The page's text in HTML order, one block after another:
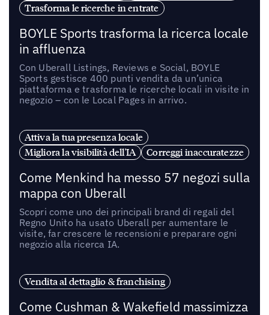
Trasforma le ricerche in entrate
BOYLE Sports trasforma la ricerca locale
in affluenza
Con Uberall Listings, Reviews e Social, BOYLE
Sports gestisce 400 punti vendita da un’unica
piattaforma e trasforma le ricerche locali in visite in
negozio – con le Local Pages in arrivo.
Attiva la tua presenza locale
Migliora la visibilità dell'IA
Correggi inaccuratezze
Come Menkind ha messo 57 negozi sulla
mappa con Uberall
Scopri come uno dei principali brand di regali del
Regno Unito ha usato Uberall per aumentare le
visite, far crescere le recensioni e preparare ogni
negozio alla ricerca IA.
Vendita al dettaglio & franchising
Come Cushman & Wakefield massimizza